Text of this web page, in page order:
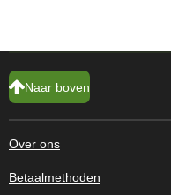
Naar boven
Over ons
Betaalmethoden